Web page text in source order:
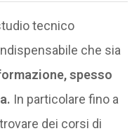
tecnico
che sia
spesso
In particolare fino a
dei corsi di